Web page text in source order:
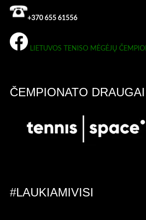
+370 655 61556
LIETUVOS TENISO MĖGĖJŲ
ČEMPIONATO DRAUGAI
#LAUKIAMIVISI